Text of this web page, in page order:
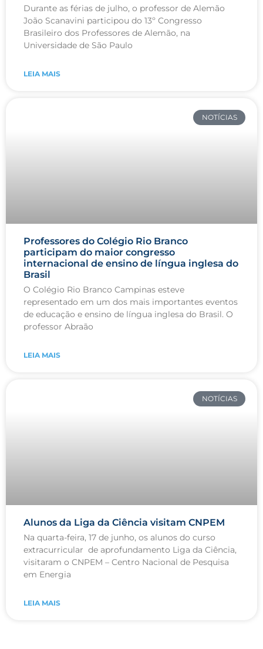
Durante as férias de julho, o professor de Alemão
João Scanavini participou do 13º Congresso
Brasileiro dos Professores de Alemão, na
Universidade de São Paulo
LEIA MAIS
NOTÍCIAS
Professores do Colégio Rio Branco
participam do maior congresso
internacional de ensino de língua inglesa do
Brasil
O Colégio Rio Branco Campinas esteve
representado em um dos mais importantes eventos
de educação e ensino de língua inglesa do Brasil. O
professor Abraão
LEIA MAIS
NOTÍCIAS
Alunos da Liga da Ciência visitam CNPEM
Na quarta-feira, 17 de junho, os alunos do curso
extracurricular de aprofundamento Liga da Ciência,
visitaram o CNPEM – Centro Nacional de Pesquisa
em Energia
LEIA MAIS